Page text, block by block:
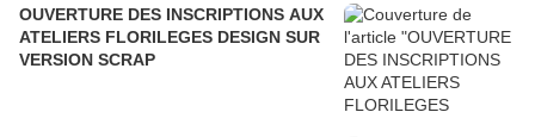
OUVERTURE DES INSCRIPTIONS AUX
ATELIERS FLORILEGES DESIGN SUR
VERSION SCRAP